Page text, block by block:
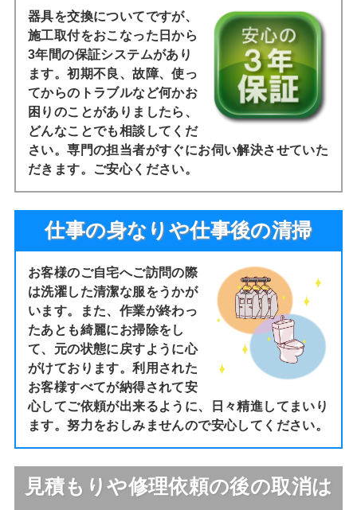
器具を交換についてですが、
施工取付をおこなった日から
3年間の保証システムがあり
ます。初期不良、故障、使っ
てからのトラブルなど何かお
困りのことがありましたら、
どんなことでも相談してくだ
さい。専門の担当者がすぐにお伺い解決させていた
だきます。ご安心ください。
仕事の身なりや仕事後の清掃
お客様のご自宅へご訪問の際
は洗濯した清潔な服をうかが
います。また、作業が終わっ
たあとも綺麗にお掃除をし
て、元の状態に戻すように心
がけております。利用された
お客様すべてが納得されて安
心してご依頼が出来るように、日々精進してまいり
ます。努力をおしみませんので安心してください。
見積もりや修理依頼の後の取消は